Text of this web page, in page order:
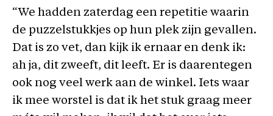
“We hadden zaterdag een repetitie waarin
de puzzelstukkjes op hun plek zijn gevallen.
Dat is zo vet, dan kijk ik ernaar en denk ik:
ah ja, dit zweeft, dit leeft. Er is daarentegen
ook nog veel werk aan de winkel. Iets waar
ik mee worstel is dat ik het stuk graag meer